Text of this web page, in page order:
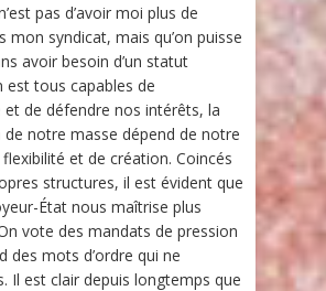
pas d’avoir moi plus de
mon syndicat, mais qu’on puisse
avoir besoin d’un statut
est tous capables de
de défendre nos intérêts, la
notre masse dépend de notre
et de création. Coincés
structures, il est évident que
État nous maîtrise plus
vote des mandats de pression
des mots d’ordre qui ne
Il est clair depuis longtemps que